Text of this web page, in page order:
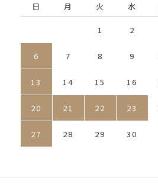
日 月 火 水
1 2
6 7 8 9
13 14 15 16
20 21 22 23
27 28 29 30